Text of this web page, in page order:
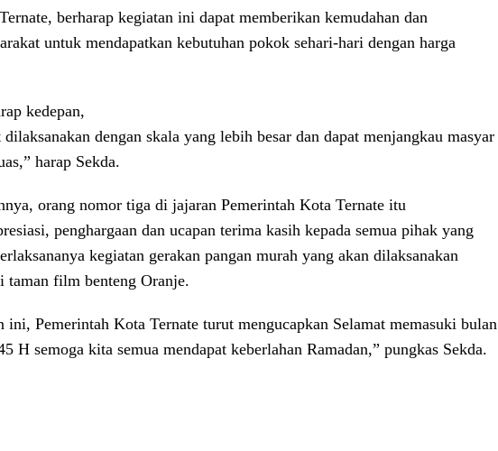
berharap kegiatan ini dapat memberikan kemudahan dan
untuk mendapatkan kebutuhan pokok sehari-hari dengan harga
kedepan,
dengan skala yang lebih besar dan dapat menjangkau masyar
harap Sekda.
orang nomor tiga di jajaran Pemerintah Kota Ternate itu
penghargaan dan ucapan terima kasih kepada semua pihak yang
kegiatan gerakan pangan murah yang akan dilaksanakan
taman film benteng Oranje.
ini, Pemerintah Kota Ternate turut mengucapkan Selamat memasuki bulan
H semoga kita semua mendapat keberlahan Ramadan,” pungkas Sekda.